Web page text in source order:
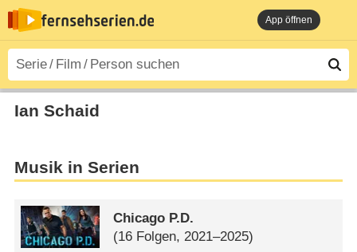
App öffnen
Ian Schaid
Musik in Serien
Chicago P.D.
(16 Folgen, 2021–2025)